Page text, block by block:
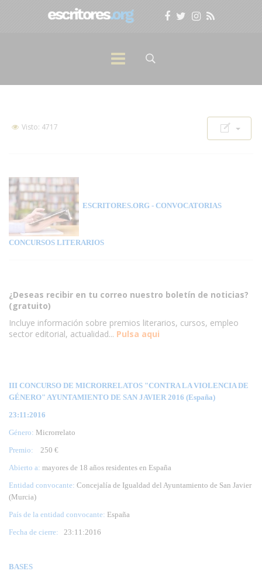
Visto: 4717
ESCRITORES.ORG - CONVOCATORIAS
CONCURSOS LITERARIOS
¿Deseas recibir en tu correo nuestro boletín de noticias?
(gratuito)
Incluye información sobre premios literarios, cursos, empleo
sector editorial, actualidad... Pulsa aqui
III CONCURSO DE MICRORRELATOS "CONTRA LA VIOLENCIA DE
GÉNERO" AYUNTAMIENTO DE SAN JAVIER 2016 (España)
23:11:2016
Género: Microrrelato
Premio:
250 €
Abierto a: mayores de 18 años residentes en España
Entidad convocante: Concejalía de Igualdad del Ayuntamiento de San Javier
(Murcia)
País de la entidad convocante: España
Fecha de cierre: 23:11:2016
BASES